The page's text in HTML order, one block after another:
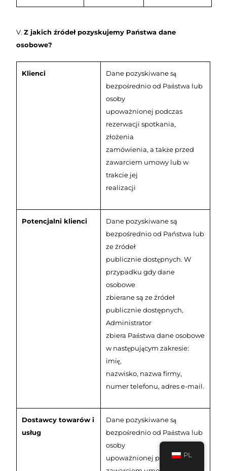
V.Z jakich źródeł pozyskujemy Państwa dane
osobowe?
Klienci
Dane pozyskiwane są
bezpośrednio od Państwa lub
osoby
upoważnionej podczas
rezerwacji spotkania,
złożenia
zamówienia, a także przed
zawarciem umowy lub w
trakcie jej
realizacji
Potencjalni klienci
Dane pozyskiwane są
bezpośrednio od Państwa lub
ze źródeł
publicznie dostępnych. W
przypadku gdy dane
osobowe
zbierane są ze źródeł
publicznie dostępnych,
Administrator
zbiera Państwa dane osobowe
w następującym zakresie:
imię,
nazwisko, nazwa firmy,
numer telefonu, adres e-mail.
Dostawcy towarów i
usług
Dane pozyskiwane są
bezpośrednio od Państwa lub
osoby
upoważnionej przed
PL